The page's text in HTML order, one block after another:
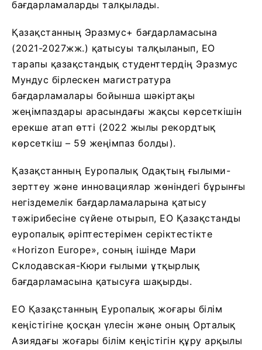
бағдарламаларды талқылады.
Қазақстанның Эразмус+ бағдарламасына
(2021-2027жж.) қатысуы талқыланып, ЕО
тарапы қазақстандық студенттердің Эразмус
Мундус бірлескен магистратура
бағдарламалары бойынша шәкіртақы
жеңімпаздары арасындағы жақсы көрсеткішін
ерекше атап өтті (2022 жылы рекордтық
көрсеткіш – 59 жеңімпаз болды).
Қазақстанның Еуропалық Одақтың ғылыми-
зерттеу және инновациялар жөніндегі бұрынғы
негіздемелік бағдарламаларына қатысу
тәжірибесіне сүйене отырып, ЕО Қазақстанды
еуропалық әріптестерімен серіктестікте
«Horizon Europe», соның ішінде Мари
Склодавская-Кюри ғылыми ұтқырлық
бағдарламасына қатысуға шақырды.
ЕО Қазақстанның Еуропалық жоғары білім
кеңістігіне қосқан үлесін және оның Орталық
Азиядағы жоғары білім кеңістігін құру арқылы